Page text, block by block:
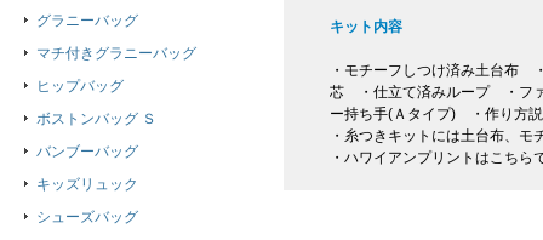
キット内容
・モチーフしつけ済み土台布
芯 ・仕立て済みループ ・フ
ー持ち手(Ａタイプ) ・作り方
・糸つきキットには土台布、
・ハワイアンプリントはこちら
グラニーバッグ
マチ付きグラニーバッグ
ヒップバッグ
ボストンバッグ Ｓ
バンブーバッグ
キッズリュック
シューズバッグ